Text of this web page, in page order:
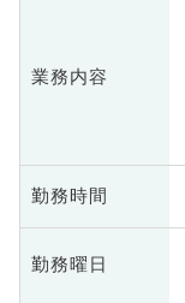
業務内容
勤務時間
勤務曜日